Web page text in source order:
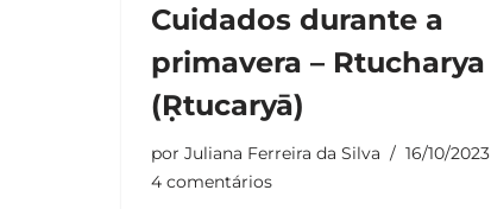
Cuidados durante a
primavera – Rtucharya
(Ṛtucaryā)
por Juliana Ferreira da Silva
16/10/2023
4 comentários